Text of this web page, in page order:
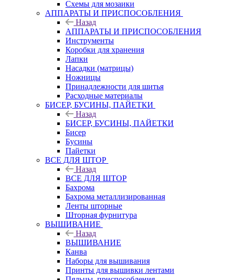
Схемы для мозаики
АППАРАТЫ И ПРИСПОСОБЛЕНИЯ
Назад
АППАРАТЫ И ПРИСПОСОБЛЕНИЯ
Инструменты
Коробки для хранения
Лапки
Насадки (матрицы)
Ножницы
Принадлежности для шитья
Расходные материалы
БИСЕР, БУСИНЫ, ПАЙЕТКИ
Назад
БИСЕР, БУСИНЫ, ПАЙЕТКИ
Бисер
Бусины
Пайетки
ВСЕ ДЛЯ ШТОР
Назад
ВСЕ ДЛЯ ШТОР
Бахрома
Бахрома металлизированная
Ленты шторные
Шторная фурнитура
ВЫШИВАНИЕ
Назад
ВЫШИВАНИЕ
Канва
Наборы для вышивания
Принты для вышивки лентами